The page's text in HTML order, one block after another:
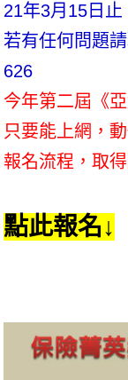
21年3月15日止
若有任何問題
626
今年第二屆《
只要能上網，
報名流程，取
點此報名↓